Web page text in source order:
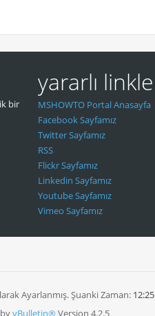
bir
yararlı
MSHOWTO Portal Anasayfa
Facebook Sayfamız
Twitter Sayfamız
RSS
Flickr Sayfamız
Linkedin Sayfamız
Youtube Sayfamız
Vimeo Sayfamız
Ayarlanmış. Şuanki Zaman:
vBulletin®Version 4.2.5